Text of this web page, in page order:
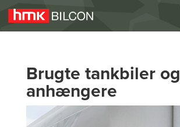
Brugte tankbiler og
anhængere